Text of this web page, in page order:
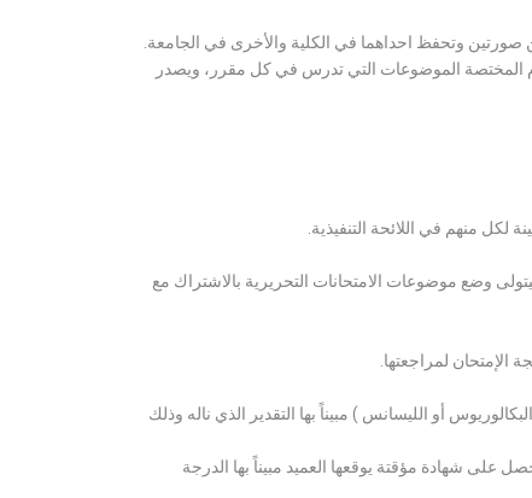
وتحفظ احداهما في الكلية والأخرى في الجامعة.
المختصة الموضوعات التي تدرس في كل مقرر، ويصدر
لكل منهم في اللائحة التنفيذية.
وضع موضوعات الامتحانات التحريرية بالاشتراك مع
لمراجعتها.
أو الليسانس ) مبيناً بها التقدير الذي ناله وذلك
شهادة مؤقتة يوقعها العميد مبيناً بها الدرجة